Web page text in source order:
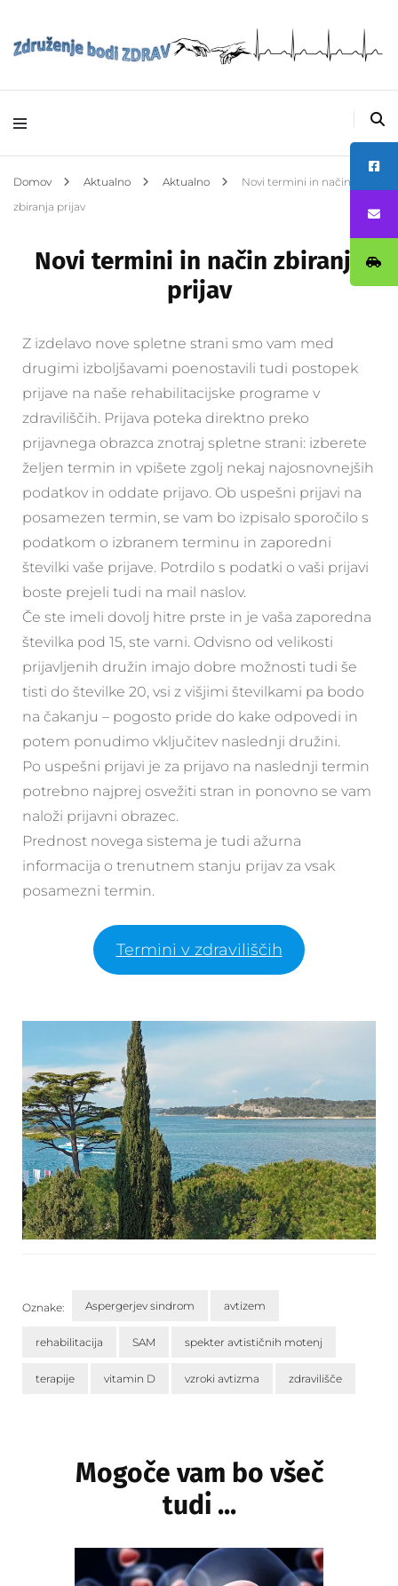
Avtizem –
Združenje bodi
ZDRAV
Domov Aktualno Aktualno
Novi termini in način
zbiranja prijav
Novi termini in način zbiranja
prijav
Z izdelavo nove spletne strani smo vam med
drugimi izboljšavami poenostavili tudi postopek
prijave na naše rehabilitacijske programe v
zdraviliščih. Prijava poteka direktno preko
prijavnega obrazca znotraj spletne strani: izberete
željen termin in vpišete zgolj nekaj najosnovnejših
podatkov in oddate prijavo. Ob uspešni prijavi na
posamezen termin, se vam bo izpisalo sporočilo s
podatkom o izbranem terminu in zaporedni
številki vaše prijave. Potrdilo s podatki o vaši prijavi
boste prejeli tudi na mail naslov.
Če ste imeli dovolj hitre prste in je vaša zaporedna
številka pod 15, ste varni. Odvisno od velikosti
prijavljenih družin imajo dobre možnosti tudi še
tisti do številke 20, vsi z višjimi številkami pa bodo
na čakanju – pogosto pride do kake odpovedi in
potem ponudimo vključitev naslednji družini.
Po uspešni prijavi je za prijavo na naslednji termin
potrebno najprej osvežiti stran in ponovno se vam
naloži prijavni obrazec.
Prednost novega sistema je tudi ažurna
informacija o trenutnem stanju prijav za vsak
posamezni termin.
Termini v zdraviliščih
Oznake: Aspergerjev sindrom avtizem
rehabilitacija SAM spekter avtističnih motenj
terapije vitamin D vzroki avtizma zdravilišče
Mogoče vam bo všeč
tudi ...